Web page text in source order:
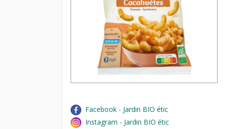
Facebook - Jardin BIO étic
Instagram - Jardin BIO étic